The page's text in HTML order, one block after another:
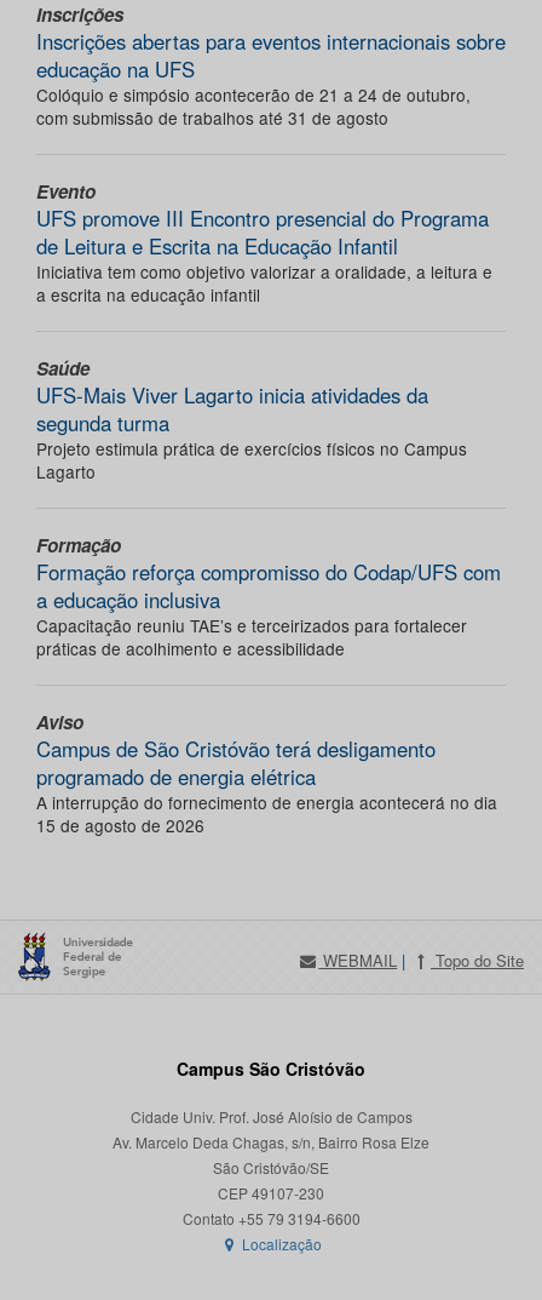
Inscrições
Inscrições abertas para eventos internacionais sobre
educação na UFS
Colóquio e simpósio acontecerão de 21 a 24 de outubro,
com submissão de trabalhos até 31 de agosto
Evento
UFS promove III Encontro presencial do Programa
de Leitura e Escrita na Educação Infantil
Iniciativa tem como objetivo valorizar a oralidade, a leitura e
a escrita na educação infantil
Saúde
UFS-Mais Viver Lagarto inicia atividades da
segunda turma
Projeto estimula prática de exercícios físicos no Campus
Lagarto
Formação
Formação reforça compromisso do Codap/UFS com
a educação inclusiva
Capacitação reuniu TAE’s e terceirizados para fortalecer
práticas de acolhimento e acessibilidade
Aviso
Campus de São Cristóvão terá desligamento
programado de energia elétrica
A interrupção do fornecimento de energia acontecerá no dia
15 de agosto de 2026
WEBMAIL | Topo do Site
Campus São Cristóvão
Cidade Univ. Prof. José Aloísio de Campos
Av. Marcelo Deda Chagas, s/n, Bairro Rosa Elze
São Cristóvão/SE
CEP 49107-230
Localização